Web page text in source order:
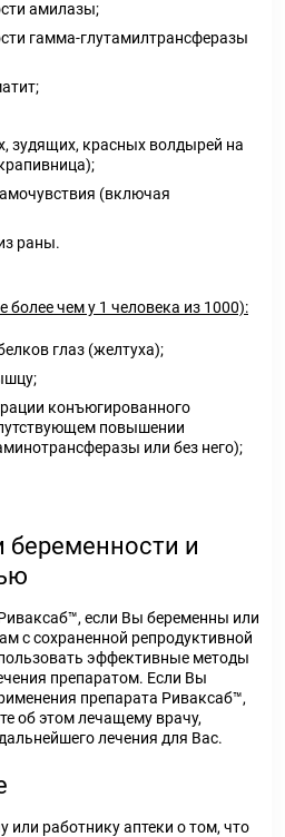
амилазы;
гамма-глутамилтрансферазы
зудящих, красных волдырей на
(включая
раны.
более чем у 1 человека из 1000):
глаз (желтуха);
конъюгированного
повышении
или без него);
и
если Вы беременны или
с сохраненной репродуктивной
эффективные методы
препаратом. Если Вы
препарата Риваксаб™,
об этом лечащему врачу,
лечения для Вас.
работнику аптеки о том, что